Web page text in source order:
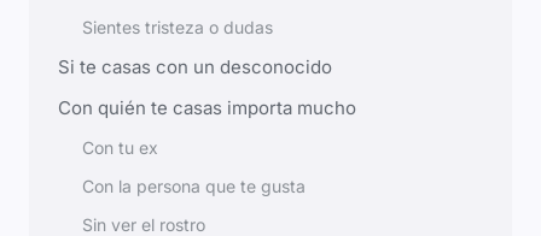
Sientes tristeza o dudas
Si te casas con un desconocido
Con quién te casas importa mucho
Con tu ex
Con la persona que te gusta
Sin ver el rostro